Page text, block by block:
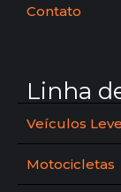
Contato
Linha
Veículos
Motocicletas